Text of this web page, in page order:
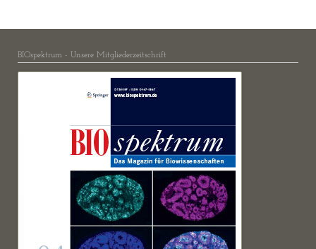
BIOspektrum - Unsere Mitgliederzeitschrift